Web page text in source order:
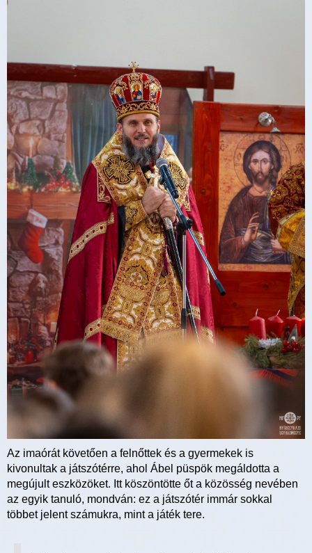
Az imaórát követően a felnőttek és a gyermekek is
kivonultak a játszótérre, ahol Ábel püspök megáldotta a
megújult eszközöket. Itt köszöntötte őt a közösség nevében
az egyik tanuló, mondván: ez a játszótér immár sokkal
többet jelent számukra, mint a játék tere.